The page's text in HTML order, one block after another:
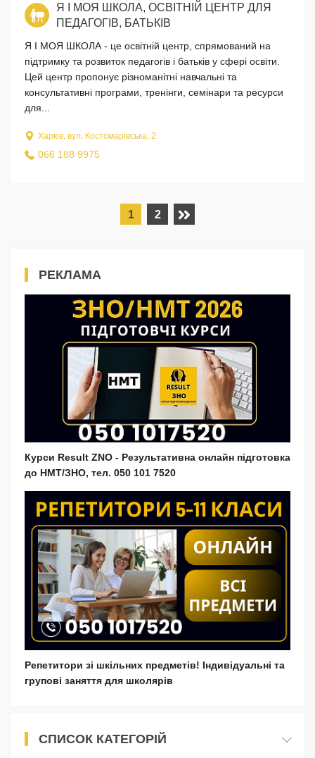
Я І МОЯ ШКОЛА, ОСВІТНІЙ ЦЕНТР ДЛЯ
ПЕДАГОГІВ, БАТЬКІВ
Я І МОЯ ШКОЛА - це освітній центр, спрямований на
підтримку та розвиток педагогів і батьків у сфері освіти.
Цей центр пропонує різноманітні навчальні та
консультативні програми, тренінги, семінари та ресурси
для...
Харків, вул. Костомарівська, 2
066 188 9975
1 2
СПИСОК КАТЕГОРІЙ
РЕКЛАМА
Курси Result ZNO - Результативна онлайн підготовка
до НМТ/ЗНО, тел. 050 101 7520
Репетитори зі шкільних предметів! Індивідуальні та
групові заняття для школярів